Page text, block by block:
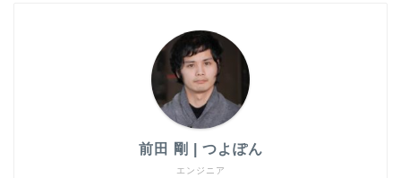
エンジニア
前田 剛 | つよぽん